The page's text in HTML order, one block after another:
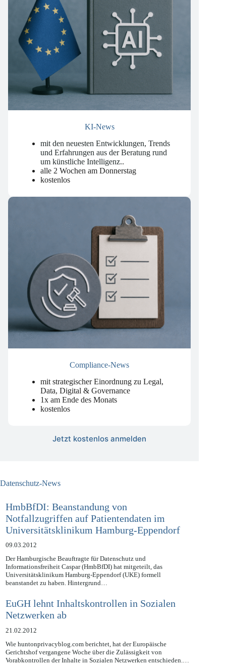
mit den neuesten Entwicklungen, Trends
und Erfahrungen aus der Beratung rund
um künstliche Intelligenz..
alle 2 Wochen am Donnerstag
mit strategischer Einordnung zu Legal,
Data, Digital & Governance
1x am Ende des Monats
HmbBfDI: Beanstandung von
Notfallzugriffen auf Patientendaten im
Universitätsklinikum Hamburg-Eppendorf
09.03.2012
Der Hamburgische Beauftragte für Datenschutz und
Informationsfreiheit Caspar (HmbBfDI) hat mitgeteilt, das
Universitätsklinikum Hamburg-Eppendorf (UKE) formell
EuGH lehnt Inhaltskontrollen in Sozialen
Netzwerken ab
21.02.2012
Wie huntonprivacyblog.com berichtet, hat der Europäische
Gerichtshof vergangene Woche über die Zulässigkeit von